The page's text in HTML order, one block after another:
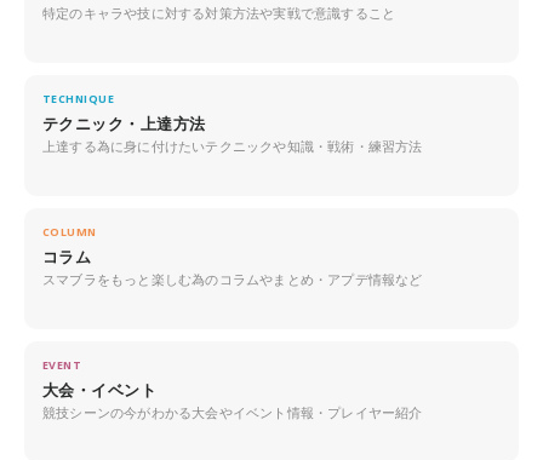
特定のキャラや技に対する対策方法や実戦で意識すること
TECHNIQUE
テクニック・上達方法
上達する為に身に付けたいテクニックや知識・戦術・練習方法
COLUMN
コラム
スマブラをもっと楽しむ為のコラムやまとめ・アプデ情報など
EVENT
大会・イベント
競技シーンの今がわかる大会やイベント情報・プレイヤー紹介